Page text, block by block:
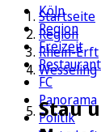
Köln
Region
Freizeit
FC
Panorama
Politik
Startseite
Region
Rhein-Erft
Wesseling
Stau